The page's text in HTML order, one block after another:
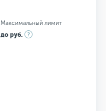
Максимальный лимит
до руб.